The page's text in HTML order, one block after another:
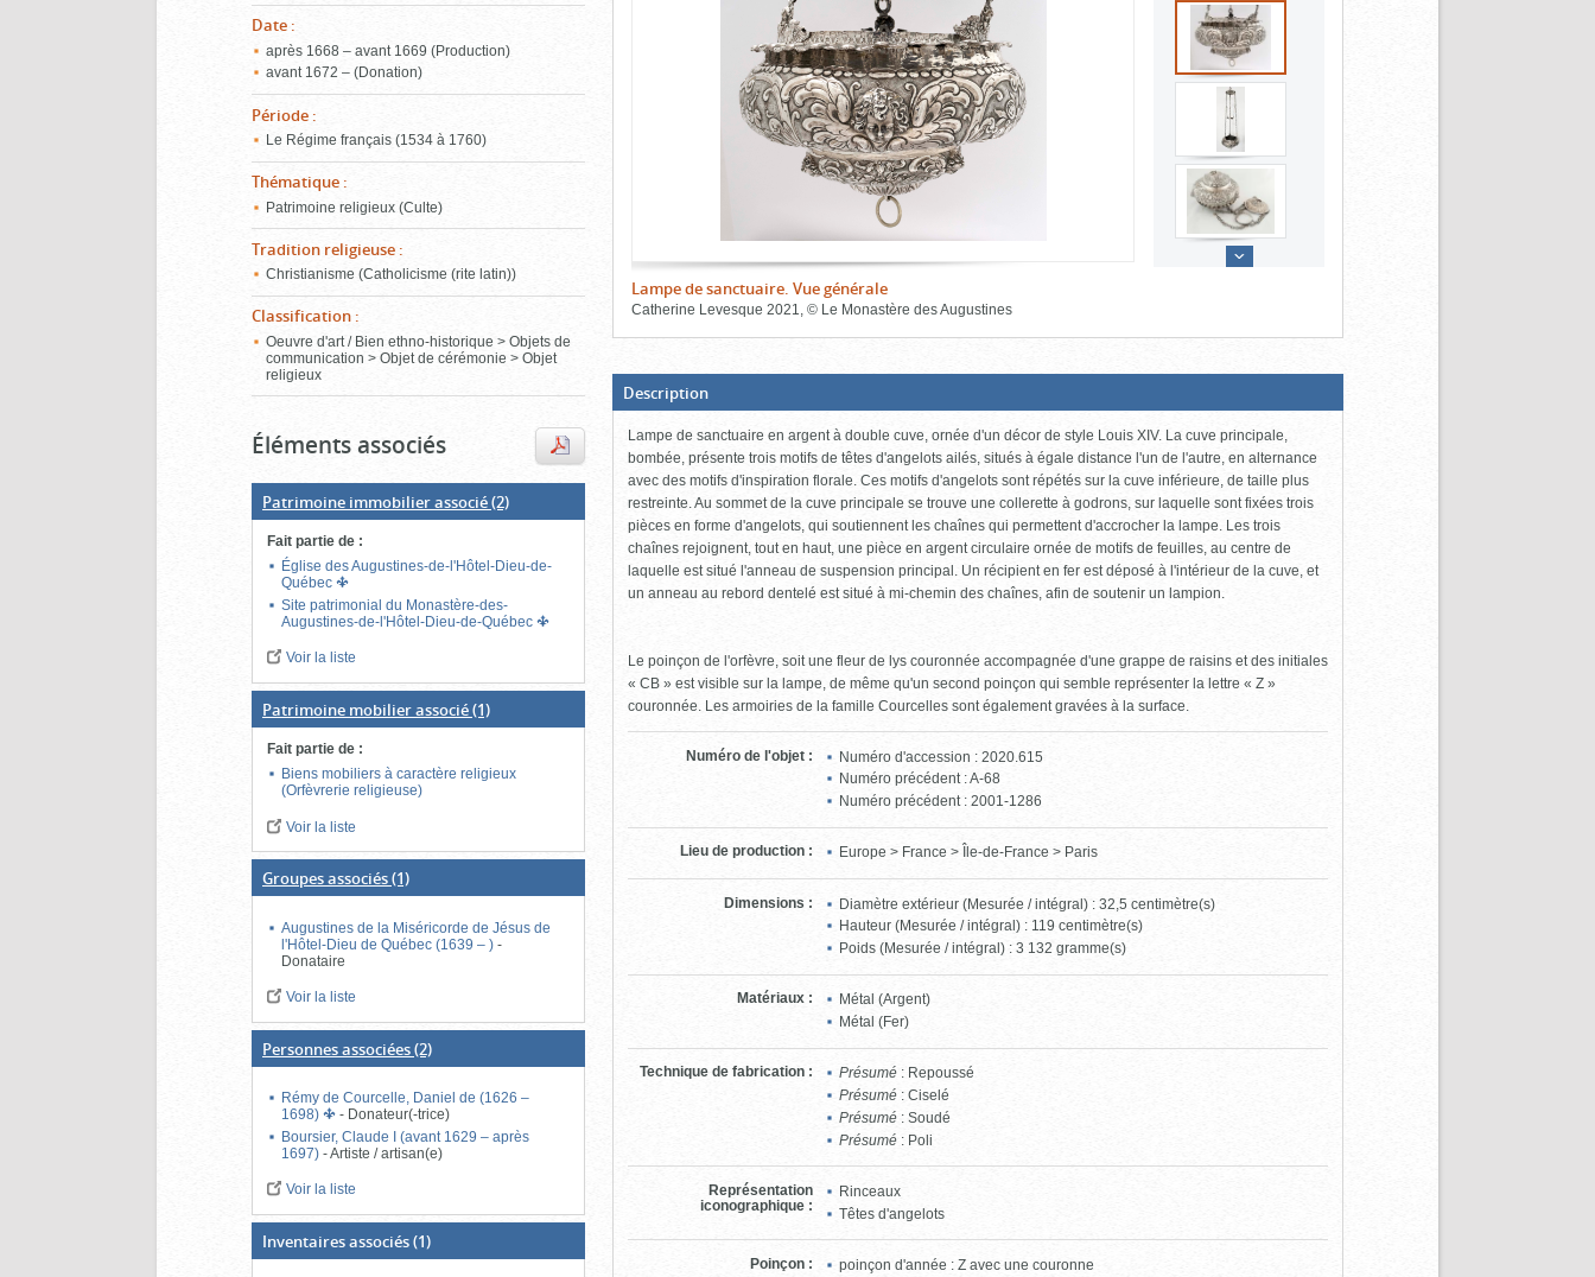
Date :
après 1668 – avant 1669 (Production)
avant 1672 – (Donation)
Période :
Le Régime français (1534 à 1760)
Thématique :
Patrimoine religieux (Culte)
Tradition religieuse :
Christianisme (Catholicisme (rite latin))
Classification :
Oeuvre d'art / Bien ethno-historique > Objets de
communication > Objet de cérémonie > Objet
religieux
Éléments associés
Patrimoine immobilier associé(2)
Fait partie de :
Église des Augustines-de-l'Hôtel-Dieu-de-
Québec
Site patrimonial du Monastère-des-
Augustines-de-l'Hôtel-Dieu-de-Québec
Voir la liste
Patrimoine mobilier associé(1)
Fait partie de :
Biens mobiliers à caractère religieux
(Orfèvrerie religieuse)
Voir la liste
Groupes associés(1)
Augustines de la Miséricorde de Jésus de
l'Hôtel-Dieu de Québec (1639 – )-
Donataire
Voir la liste
Personnes associées(2)
Rémy de Courcelle, Daniel de (1626 –
1698)
- Donateur(-trice)
Boursier, Claude I (avant 1629 – après
1697)-Artiste / artisan(e)
Voir la liste
Inventaires associés(1)
Lampe de sanctuaire. Vue générale
Catherine Levesque 2021, © Le Monastère des Augustines
bloc
d'onglets
Description(Boite
ouverte,
cliquer
pour
fermer)
Lampe de sanctuaire en argent à double cuve, ornée d'un décor de style Louis XIV. La cuve principale,
bombée, présente trois motifs de têtes d'angelots ailés, situés à égale distance l'un de l'autre, en alternance
avec des motifs d'inspiration florale. Ces motifs d'angelots sont répétés sur la cuve inférieure, de taille plus
restreinte. Au sommet de la cuve principale se trouve une collerette à godrons, sur laquelle sont fixées trois
pièces en forme d'angelots, qui soutiennent les chaînes qui permettent d'accrocher la lampe. Les trois
chaînes rejoignent, tout en haut, une pièce en argent circulaire ornée de motifs de feuilles, au centre de
laquelle est situé l'anneau de suspension principal. Un récipient en fer est déposé à l'intérieur de la cuve, et
un anneau au rebord dentelé est situé à mi-chemin des chaînes, afin de soutenir un lampion.
Le poinçon de l'orfèvre, soit une fleur de lys couronnée accompagnée d'une grappe de raisins et des initiales
« CB » est visible sur la lampe, de même qu'un second poinçon qui semble représenter la lettre « Z »
couronnée. Les armoiries de la famille Courcelles sont également gravées à la surface.
Numéro de l'objet :
Numéro d'accession : 2020.615
Numéro précédent : A-68
Numéro précédent : 2001-1286
Lieu de production : Europe > France > Île-de-France > Paris
Dimensions :
Diamètre extérieur (Mesurée / intégral) : 32,5 centimètre(s)
Hauteur (Mesurée / intégral) : 119 centimètre(s)
Poids (Mesurée / intégral) : 3 132 gramme(s)
Matériaux :
Métal (Argent)
Métal (Fer)
Technique de fabrication : Présumé : Repoussé
Présumé : Ciselé
Présumé : Soudé
Présumé : Poli
Représentation
iconographique :
Rinceaux
Têtes d'angelots
Poinçon :
poinçon d'année : Z avec une couronne